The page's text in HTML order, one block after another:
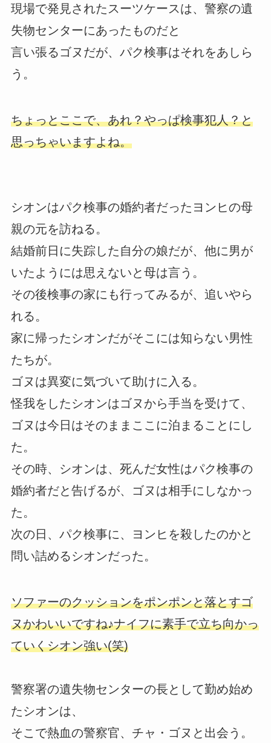
現場で発見されたスーツケースは、警察の遺
失物センターにあったものだと
言い張るゴヌだが、パク検事はそれをあしら
う。
ちょっとここで、あれ？やっぱ検事犯人？と
思っちゃいますよね。
シオンはパク検事の婚約者だったヨンヒの母
親の元を訪ねる。
結婚前日に失踪した自分の娘だが、他に男が
いたようには思えないと母は言う。
その後検事の家にも行ってみるが、追いやら
れる。
家に帰ったシオンだがそこには知らない男性
たちが。
ゴヌは異変に気づいて助けに入る。
怪我をしたシオンはゴヌから手当を受けて、
ゴヌは今日はそのままここに泊まることにし
た。
その時、シオンは、死んだ女性はパク検事の
婚約者だと告げるが、ゴヌは相手にしなかっ
た。
次の日、パク検事に、ヨンヒを殺したのかと
問い詰めるシオンだった。
ソファーのクッションをポンポンと落とすゴ
ヌかわいいですね♪ナイフに素手で立ち向かっ
ていくシオン強い(笑)
警察署の遺失物センターの長として勤め始め
たシオンは、
そこで熱血の警察官、チャ・ゴヌと出会う。